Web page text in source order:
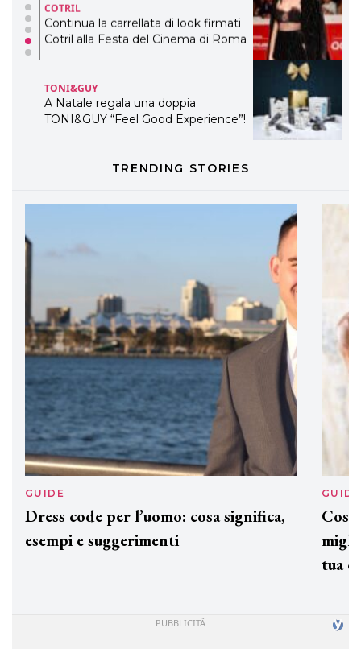
COTRIL
Continua la carrellata di look firmati
Cotril alla Festa del Cinema di Roma
TONI&GUY
A Natale regala una doppia
TONI&GUY “Feel Good Experience”!
LABEL.M lancia la sua innovativa ed
professionali
TRENDING STORIES
GUIDE
Dress code per l’uomo: cosa significa,
esempi e suggerimenti
GUIDE
tua